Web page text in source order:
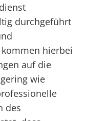
durchgeführt
hierbei
auf die
wie
des